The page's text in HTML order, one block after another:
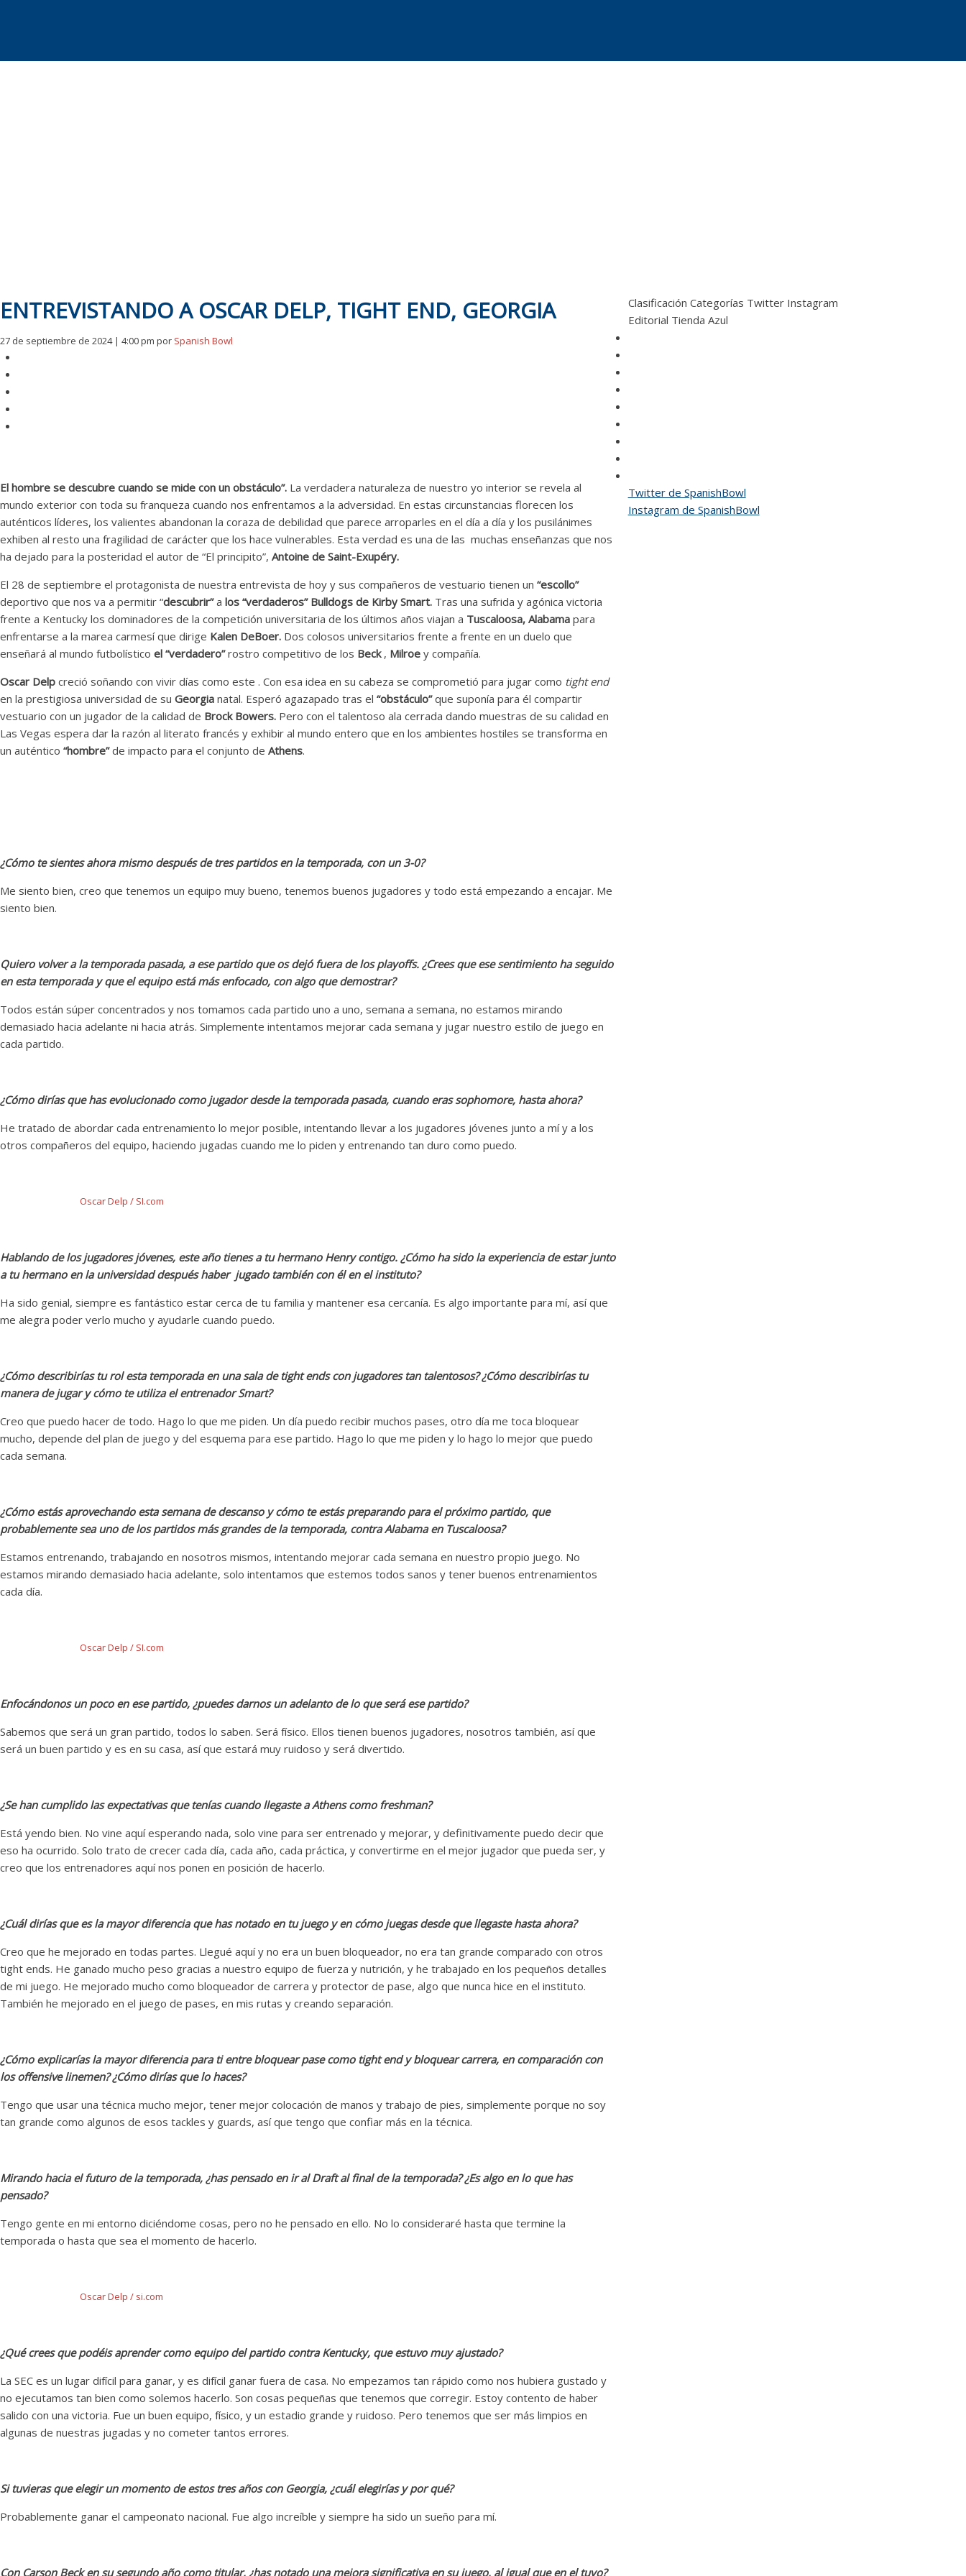
ENTREVISTANDO A OSCAR DELP, TIGHT END, GEORGIA
27 de septiembre de 2024 | 4:00 pm por Spanish Bowl
El hombre se descubre cuando se mide con un obstáculo”. La verdadera naturaleza de nuestro yo interior se revela al
mundo exterior con toda su franqueza cuando nos enfrentamos a la adversidad. En estas circunstancias florecen los
auténticos líderes, los valientes abandonan la coraza de debilidad que parece arroparles en el día a día y los pusilánimes
exhiben al resto una fragilidad de carácter que los hace vulnerables. Esta verdad es una de las muchas enseñanzas que nos
ha dejado para la posteridad el autor de “El principito”, Antoine de Saint-Exupéry.
El 28 de septiembre el protagonista de nuestra entrevista de hoy y sus compañeros de vestuario tienen un “escollo”
deportivo que nos va a permitir “descubrir”a los “verdaderos” Bulldogs de Kirby Smart. Tras una sufrida y agónica victoria
frente a Kentucky los dominadores de la competición universitaria de los últimos años viajan a Tuscaloosa, Alabama para
enfrentarse a la marea carmesí que dirige Kalen DeBoer. Dos colosos universitarios frente a frente en un duelo que
enseñará al mundo futbolístico el “verdadero”rostro competitivo de los Beck, Milroe y compañía.
Oscar Delp creció soñando con vivir días como este . Con esa idea en su cabeza se comprometió para jugar como tight end
en la prestigiosa universidad de su Georgia natal. Esperó agazapado tras el “obstáculo”que suponía para él compartir
vestuario con un jugador de la calidad de Brock Bowers. Pero con el talentoso ala cerrada dando muestras de su calidad en
Las Vegas espera dar la razón al literato francés y exhibir al mundo entero que en los ambientes hostiles se transforma en
un auténtico “hombre”de impacto para el conjunto de Athens.
¿Cómo te sientes ahora mismo después de tres partidos en la temporada, con un 3-0?
Me siento bien, creo que tenemos un equipo muy bueno, tenemos buenos jugadores y todo está empezando a encajar. Me
siento bien.
Quiero volver a la temporada pasada, a ese partido que os dejó fuera de los playoffs. ¿Crees que ese sentimiento ha seguido
en esta temporada y que el equipo está más enfocado, con algo que demostrar?
Todos están súper concentrados y nos tomamos cada partido uno a uno, semana a semana, no estamos mirando
demasiado hacia adelante ni hacia atrás. Simplemente intentamos mejorar cada semana y jugar nuestro estilo de juego en
cada partido.
¿Cómo dirías que has evolucionado como jugador desde la temporada pasada, cuando eras sophomore, hasta ahora?
He tratado de abordar cada entrenamiento lo mejor posible, intentando llevar a los jugadores jóvenes junto a mí y a los
otros compañeros del equipo, haciendo jugadas cuando me lo piden y entrenando tan duro como puedo.
Oscar Delp / SI.com
Hablando de los jugadores jóvenes, este año tienes a tu hermano Henry contigo. ¿Cómo ha sido la experiencia de estar junto
a tu hermano en la universidad después haber jugado también con él en el instituto?
Ha sido genial, siempre es fantástico estar cerca de tu familia y mantener esa cercanía. Es algo importante para mí, así que
me alegra poder verlo mucho y ayudarle cuando puedo.
¿Cómo describirías tu rol esta temporada en una sala de tight ends con jugadores tan talentosos? ¿Cómo describirías tu
manera de jugar y cómo te utiliza el entrenador Smart?
Creo que puedo hacer de todo. Hago lo que me piden. Un día puedo recibir muchos pases, otro día me toca bloquear
mucho, depende del plan de juego y del esquema para ese partido. Hago lo que me piden y lo hago lo mejor que puedo
cada semana.
¿Cómo estás aprovechando esta semana de descanso y cómo te estás preparando para el próximo partido, que
probablemente sea uno de los partidos más grandes de la temporada, contra Alabama en Tuscaloosa?
Estamos entrenando, trabajando en nosotros mismos, intentando mejorar cada semana en nuestro propio juego. No
estamos mirando demasiado hacia adelante, solo intentamos que estemos todos sanos y tener buenos entrenamientos
cada día.
Oscar Delp / SI.com
Enfocándonos un poco en ese partido, ¿puedes darnos un adelanto de lo que será ese partido?
Sabemos que será un gran partido, todos lo saben. Será físico. Ellos tienen buenos jugadores, nosotros también, así que
será un buen partido y es en su casa, así que estará muy ruidoso y será divertido.
¿Se han cumplido las expectativas que tenías cuando llegaste a Athens como freshman?
Está yendo bien. No vine aquí esperando nada, solo vine para ser entrenado y mejorar, y definitivamente puedo decir que
eso ha ocurrido. Solo trato de crecer cada día, cada año, cada práctica, y convertirme en el mejor jugador que pueda ser, y
creo que los entrenadores aquí nos ponen en posición de hacerlo.
¿Cuál dirías que es la mayor diferencia que has notado en tu juego y en cómo juegas desde que llegaste hasta ahora?
Creo que he mejorado en todas partes. Llegué aquí y no era un buen bloqueador, no era tan grande comparado con otros
tight ends. He ganado mucho peso gracias a nuestro equipo de fuerza y nutrición, y he trabajado en los pequeños detalles
de mi juego. He mejorado mucho como bloqueador de carrera y protector de pase, algo que nunca hice en el instituto.
También he mejorado en el juego de pases, en mis rutas y creando separación.
¿Cómo explicarías la mayor diferencia para ti entre bloquear pase como tight end y bloquear carrera, en comparación con
los offensive linemen? ¿Cómo dirías que lo haces?
Tengo que usar una técnica mucho mejor, tener mejor colocación de manos y trabajo de pies, simplemente porque no soy
tan grande como algunos de esos tackles y guards, así que tengo que confiar más en la técnica.
Mirando hacia el futuro de la temporada, ¿has pensado en ir al Draft al final de la temporada? ¿Es algo en lo que has
pensado?
Tengo gente en mi entorno diciéndome cosas, pero no he pensado en ello. No lo consideraré hasta que termine la
temporada o hasta que sea el momento de hacerlo.
Oscar Delp / si.com
¿Qué crees que podéis aprender como equipo del partido contra Kentucky, que estuvo muy ajustado?
La SEC es un lugar difícil para ganar, y es difícil ganar fuera de casa. No empezamos tan rápido como nos hubiera gustado y
no ejecutamos tan bien como solemos hacerlo. Son cosas pequeñas que tenemos que corregir. Estoy contento de haber
salido con una victoria. Fue un buen equipo, físico, y un estadio grande y ruidoso. Pero tenemos que ser más limpios en
algunas de nuestras jugadas y no cometer tantos errores.
Si tuvieras que elegir un momento de estos tres años con Georgia, ¿cuál elegirías y por qué?
Probablemente ganar el campeonato nacional. Fue algo increíble y siempre ha sido un sueño para mí.
Con Carson Beck en su segundo año como titular, ¿has notado una mejora significativa en su juego, al igual que en el tuyo?
Clasificación Categorías Twitter Instagram
Editorial Tienda Azul
Twitter de SpanishBowl
Instagram de SpanishBowl